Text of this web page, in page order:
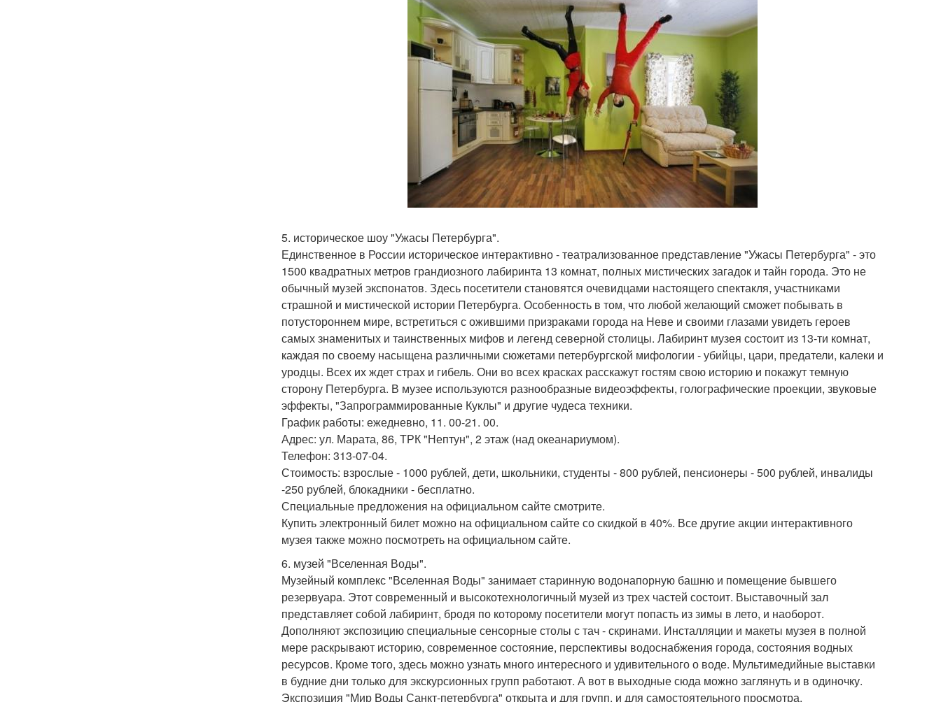
5. историческое шоу "Ужасы Петербурга".
Единственное в России историческое интерактивно - театрализованное представление "Ужасы Петербурга" - это
1500 квадратных метров грандиозного лабиринта 13 комнат, полных мистических загадок и тайн города. Это не
обычный музей экспонатов. Здесь посетители становятся очевидцами настоящего спектакля, участниками
страшной и мистической истории Петербурга. Особенность в том, что любой желающий сможет побывать в
потустороннем мире, встретиться с ожившими призраками города на Неве и своими глазами увидеть героев
самых знаменитых и таинственных мифов и легенд северной столицы. Лабиринт музея состоит из 13-ти комнат,
каждая по своему насыщена различными сюжетами петербургской мифологии - убийцы, цари, предатели, калеки и
уродцы. Всех их ждет страх и гибель. Они во всех красках расскажут гостям свою историю и покажут темную
сторону Петербурга. В музее используются разнообразные видеоэффекты, голографические проекции, звуковые
эффекты, "Запрограммированные Куклы" и другие чудеса техники.
График работы: ежедневно, 11. 00-21. 00.
Адрес: ул. Марата, 86, ТРК "Нептун", 2 этаж (над океанариумом).
Телефон: 313-07-04.
Стоимость: взрослые - 1000 рублей, дети, школьники, студенты - 800 рублей, пенсионеры - 500 рублей, инвалиды
-250 рублей, блокадники - бесплатно.
Специальные предложения на официальном сайте смотрите.
Купить электронный билет можно на официальном сайте со скидкой в 40%. Все другие акции интерактивного
музея также можно посмотреть на официальном сайте.
6. музей "Вселенная Воды".
Музейный комплекс "Вселенная Воды" занимает старинную водонапорную башню и помещение бывшего
резервуара. Этот современный и высокотехнологичный музей из трех частей состоит. Выставочный зал
представляет собой лабиринт, бродя по которому посетители могут попасть из зимы в лето, и наоборот.
Дополняют экспозицию специальные сенсорные столы с тач - скринами. Инсталляции и макеты музея в полной
мере раскрывают историю, современное состояние, перспективы водоснабжения города, состояния водных
ресурсов. Кроме того, здесь можно узнать много интересного и удивительного о воде. Мультимедийные выставки
в будние дни только для экскурсионных групп работают. А вот в выходные сюда можно заглянуть и в одиночку.
Экспозиция "Мир Воды Санкт-петербурга" открыта и для групп, и для самостоятельного просмотра.